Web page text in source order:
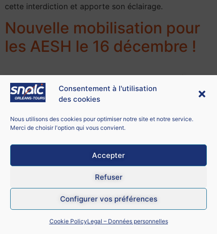
Consentement à l'utilisation
des cookies
Nous utilisons des cookies pour optimiser notre site et notre service.
Merci de choisir l'option qui vous convient.
Accepter
Refuser
Configurer vos préférences
Cookie PolicyLegal – Données personnelles
cette interdiction et apporte son éclairage.
Nouvelle mobilisation pour
les AESH le 16 décembre !
Depuis mai dernier, dans le cadre d’une large
Intersyndicale AESH, le SNALC s’est engagé dans une
grande campagne de mobilisation afin que soit créé un
corps de fonctionnaire de catégorie B pour les AESH.